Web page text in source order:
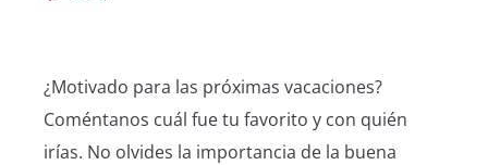
¿Motivado para las próximas vacaciones?
Coméntanos cuál fue tu favorito y con quién
irías. No olvides la importancia de la buena